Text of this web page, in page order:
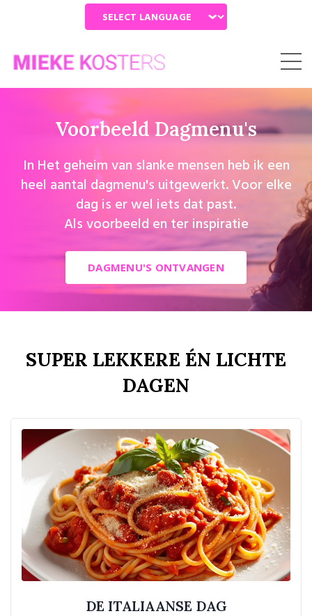
Voorbeeld Dagmenu's
In Het geheim van slanke mensen heb ik een
heel aantal dagmenu's uitgewerkt. Voor elke
dag is er wel iets dat past.
Als voorbeeld en ter inspiratie
DAGMENU'S ONTVANGEN
SUPER LEKKERE ÉN LICHTE
DAGEN
DE ITALIAANSE DAG